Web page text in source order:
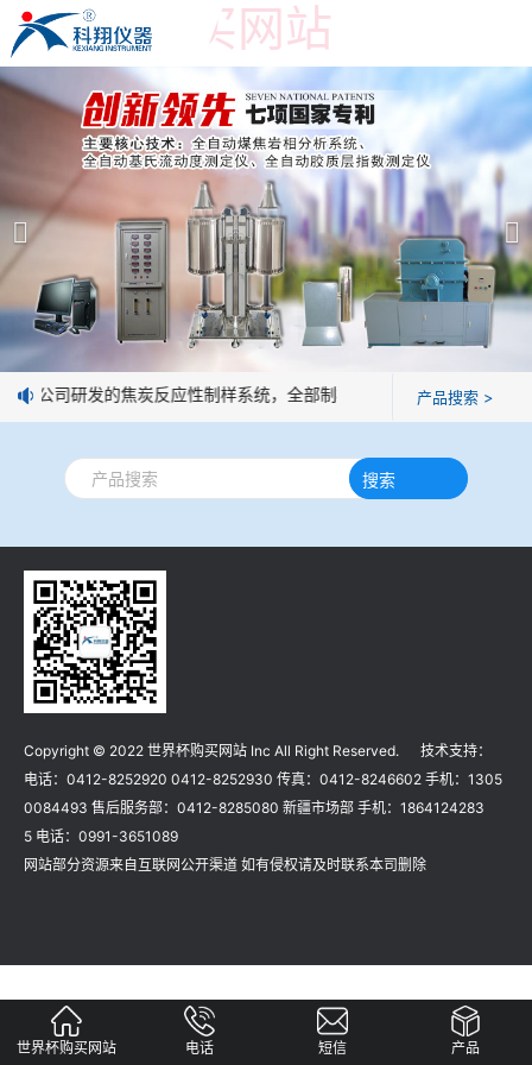
世界杯购买网站
世界杯购买网站
产品展示 ＞
焦炭高温性能检测系统
焦化行业检测及优化配煤设备
球团矿/烧结矿/块矿高温冶金性能检测系统
烧结/球团优化配矿研究设备
高炉配吹煤检测设备
冶金石灰活性度测定仪
矿石、焦炭物理检测及制样设备
工业分析、测硫仪等
公司简介
世界杯购买网站
企业业绩
技术交流
视频观赏
企业荣誉
世界杯购买网站
我公司研发的焦炭反应性制样系统，全部制样过程机械化操作，没有
产品搜索 >
搜索
Copyright © 2022 世界杯购买网站 Inc All Right Reserved. 技术支持：
电话：0412-8252920 0412-8252930 传真：0412-8246602 手机：1305
0084493 售后服务部：0412-8285080 新疆市场部 手机：1864124283
5 电话：0991-3651089
网站部分资源来自互联网公开渠道 如有侵权请及时联系本司删除
世界杯购买网站 电话 短信 产品